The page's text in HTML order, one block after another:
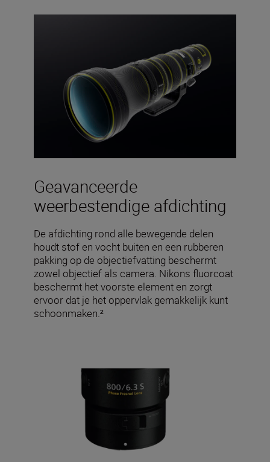
Geavanceerde
weerbestendige afdichting
De afdichting rond alle bewegende delen
houdt stof en vocht buiten en een rubberen
pakking op de objectiefvatting beschermt
zowel objectief als camera. Nikons fluorcoat
beschermt het voorste element en zorgt
ervoor dat je het oppervlak gemakkelijk kunt
schoonmaken.²